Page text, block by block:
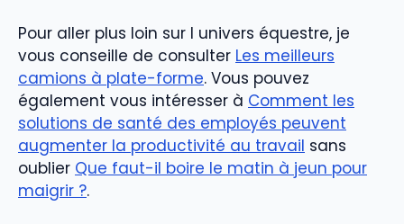
Pour aller plus loin sur l univers équestre, je
vous conseille de consulter Les meilleurs
camions à plate-forme. Vous pouvez
également vous intéresser à Comment les
solutions de santé des employés peuvent
augmenter la productivité au travail sans
oublier Que faut-il boire le matin à jeun pour
maigrir ?.